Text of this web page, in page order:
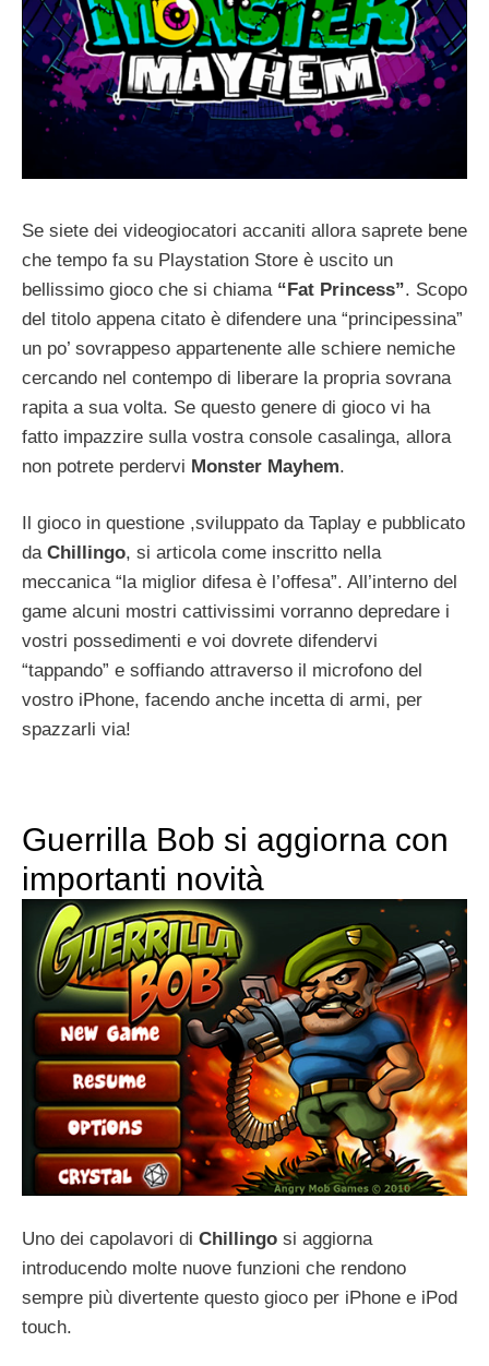
Se siete dei videogiocatori accaniti allora saprete bene
che tempo fa su Playstation Store è uscito un
bellissimo gioco che si chiama “Fat Princess”. Scopo
del titolo appena citato è difendere una “principessina”
un po’ sovrappeso appartenente alle schiere nemiche
cercando nel contempo di liberare la propria sovrana
rapita a sua volta. Se questo genere di gioco vi ha
fatto impazzire sulla vostra console casalinga, allora
non potrete perdervi Monster Mayhem.
Il gioco in questione ,sviluppato da Taplay e pubblicato
da Chillingo, si articola come inscritto nella
meccanica “la miglior difesa è l’offesa”. All’interno del
game alcuni mostri cattivissimi vorranno depredare i
vostri possedimenti e voi dovrete difendervi
“tappando” e soffiando attraverso il microfono del
vostro iPhone, facendo anche incetta di armi, per
spazzarli via!
Guerrilla Bob si aggiorna con
importanti novità
Uno dei capolavori di Chillingo si aggiorna
introducendo molte nuove funzioni che rendono
sempre più divertente questo gioco per iPhone e iPod
touch.